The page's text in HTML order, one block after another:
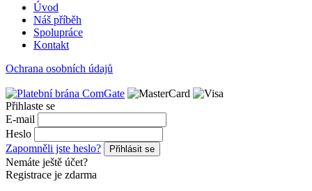
Úvod
Náš příběh
Spolupráce
Kontakt
Ochrana osobních údajů
Přihlaste se
E-mail
Heslo
Zapomněli jste heslo?
Přihlásit se
Nemáte ještě účet?
Registrace je zdarma